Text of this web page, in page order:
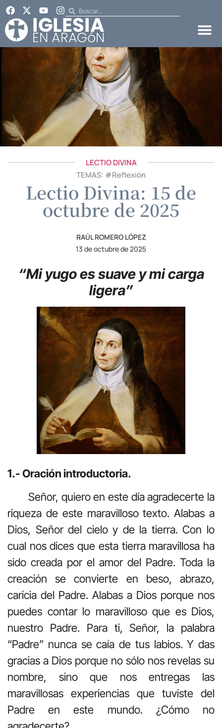
LECTIO DIVINA
TEMAS: #Reflexión
Lectio Divina: 15 de
octubre de 2025
RAÚL ROMERO LÓPEZ
13 de octubre de 2025
“Mi yugo es suave y mi carga
ligera”
1.- Oración introductoria.
Señor, quiero en este día agradecerte la
riqueza de este maravilloso texto. Alabas a
Dios, Señor del cielo y de la tierra. Con lo
cual nos dices que esta tierra maravillosa ha
sido creada por el amor del Padre. Toda la
creación se convierte en beso, abrazo,
caricia del Padre. Alabas a Dios porque nos
puedes contar lo maravilloso que es Dios,
nuestro Padre. Para ti, Señor, la palabra
“Padre” nunca se caía de tus labios. Y das
gracias a Dios porque no sólo nos revelas su
nombre, sino que nos entregas las
maravillosas experiencias que tuviste del
Padre en este mundo. ¿Cómo no